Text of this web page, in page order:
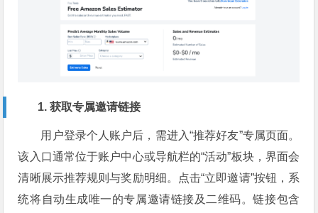
1. 获取专属邀请链接
用户登录个人账户后，需进入“推荐好友”专属页面。
该入口通常位于账户中心或导航栏的“活动”板块，界面会
清晰展示推荐规则与奖励明细。点击“立即邀请”按钮，系
统将自动生成唯一的专属邀请链接及二维码。链接包含